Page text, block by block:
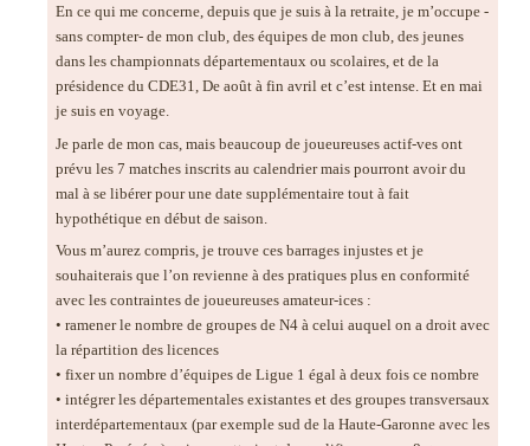
En ce qui me concerne, depuis que je suis à la retraite, je m’occupe -
sans compter- de mon club, des équipes de mon club, des jeunes
dans les championnats départementaux ou scolaires, et de la
présidence du CDE31, De août à fin avril et c’est intense. Et en mai
je suis en voyage.
Je parle de mon cas, mais beaucoup de joueureuses actif-ves ont
prévu les 7 matches inscrits au calendrier mais pourront avoir du
mal à se libérer pour une date supplémentaire tout à fait
hypothétique en début de saison.
Vous m’aurez compris, je trouve ces barrages injustes et je
souhaiterais que l’on revienne à des pratiques plus en conformité
avec les contraintes de joueureuses amateur-ices :
• ramener le nombre de groupes de N4 à celui auquel on a droit avec
la répartition des licences
• fixer un nombre d’équipes de Ligue 1 égal à deux fois ce nombre
• intégrer les départementales existantes et des groupes transversaux
interdépartementaux (par exemple sud de la Haute-Garonne avec les